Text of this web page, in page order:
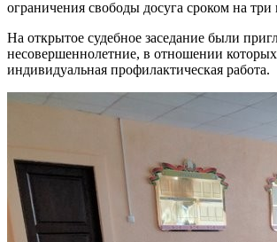
ограничения свободы досуга сроком на три
На открытое судебное заседание были
несовершеннолетние, в отношении
индивидуальная профилактическая работа.